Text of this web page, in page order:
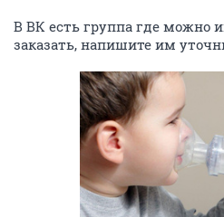
В ВК есть группа где можно
заказать, напишите им